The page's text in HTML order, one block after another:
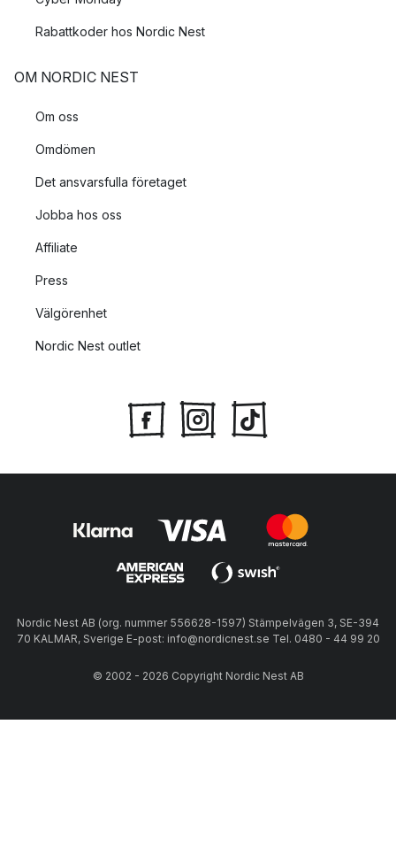
Rabattkoder hos Nordic Nest
OM NORDIC NEST
Om oss
Omdömen
Det ansvarsfulla företaget
Jobba hos oss
Affiliate
Press
Välgörenhet
Nordic Nest outlet
Nordic Nest AB (org. nummer 556628-1597) Stämpelvägen 3, SE-394
70 KALMAR, Sverige E-post: info@nordicnest.se Tel. 0480 - 44 99 20
© 2002 - 2026 Copyright Nordic Nest AB